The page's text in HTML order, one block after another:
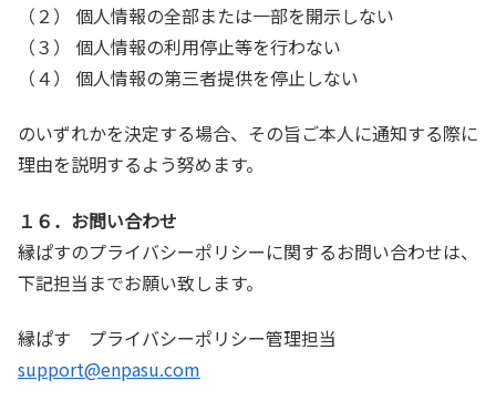
（２） 個人情報の全部または一部を開示しない
（３） 個人情報の利用停止等を行わない
（４） 個人情報の第三者提供を停止しない
のいずれかを決定する場合、その旨ご本人に通知する際に
理由を説明するよう努めます。
１６．お問い合わせ
縁ぱすのプライバシーポリシーに関するお問い合わせは、
下記担当までお願い致します。
縁ぱす プライバシーポリシー管理担当
support@enpasu.com